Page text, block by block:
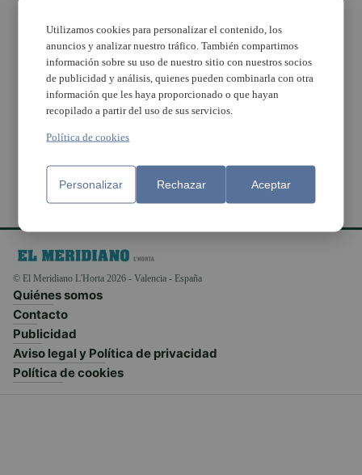
La PolicÍa Local
d’Alaquàs interposa
tretze denúncies per
incompliment del toc
de queda en el primer
cap de setmana
© El Meridiano L'Horta 2026 - Valencia - España
Quiénes somos
Contacto
Publicidad
Aviso legal y Política de privacidad
Política de cookies
Utilizamos cookies para personalizar el contenido, los
anuncios y analizar nuestro tráfico. También compartimos
información sobre su uso de nuestro sitio con nuestros socios
de publicidad y análisis, quienes pueden combinarla con otra
información que les haya proporcionado o que hayan
recopilado a partir del uso de sus servicios.
Política de cookies
Personalizar Rechazar Aceptar